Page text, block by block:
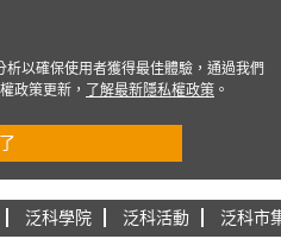
泛科學院 泛科活動 泛科市
以確保使用者獲得最佳體驗，通過我們
政策更新，
了解最新隱私權政策 。